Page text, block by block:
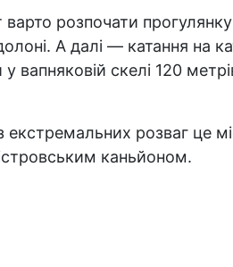
розпочати
А далі — катання на
вапняковій скелі 120
екстремальних розваг це
каньйоном.